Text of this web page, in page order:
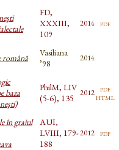
FD,
XXXIII,
109
2014 pdf
română
Vasiliana
’98
2014
baza
PhilM, LIV
(5-6), 135
2012 pdf
html
în graiul
AUI,
LVIII, 179-
188
2012 pdf